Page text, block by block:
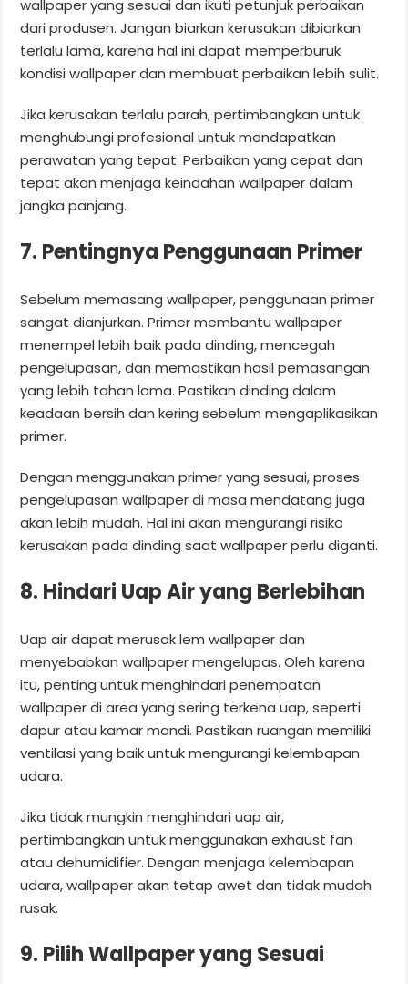
wallpaper yang sesuai dan ikuti petunjuk perbaikan
dari produsen. Jangan biarkan kerusakan dibiarkan
terlalu lama, karena hal ini dapat memperburuk
kondisi wallpaper dan membuat perbaikan lebih sulit.
Jika kerusakan terlalu parah, pertimbangkan untuk
menghubungi profesional untuk mendapatkan
perawatan yang tepat. Perbaikan yang cepat dan
tepat akan menjaga keindahan wallpaper dalam
jangka panjang.
7. Pentingnya Penggunaan Primer
Sebelum memasang wallpaper, penggunaan primer
sangat dianjurkan. Primer membantu wallpaper
menempel lebih baik pada dinding, mencegah
pengelupasan, dan memastikan hasil pemasangan
yang lebih tahan lama. Pastikan dinding dalam
keadaan bersih dan kering sebelum mengaplikasikan
primer.
Dengan menggunakan primer yang sesuai, proses
pengelupasan wallpaper di masa mendatang juga
akan lebih mudah. Hal ini akan mengurangi risiko
kerusakan pada dinding saat wallpaper perlu diganti.
8. Hindari Uap Air yang Berlebihan
Uap air dapat merusak lem wallpaper dan
menyebabkan wallpaper mengelupas. Oleh karena
itu, penting untuk menghindari penempatan
wallpaper di area yang sering terkena uap, seperti
dapur atau kamar mandi. Pastikan ruangan memiliki
ventilasi yang baik untuk mengurangi kelembapan
udara.
Jika tidak mungkin menghindari uap air,
pertimbangkan untuk menggunakan exhaust fan
atau dehumidifier. Dengan menjaga kelembapan
udara, wallpaper akan tetap awet dan tidak mudah
rusak.
9. Pilih Wallpaper yang Sesuai